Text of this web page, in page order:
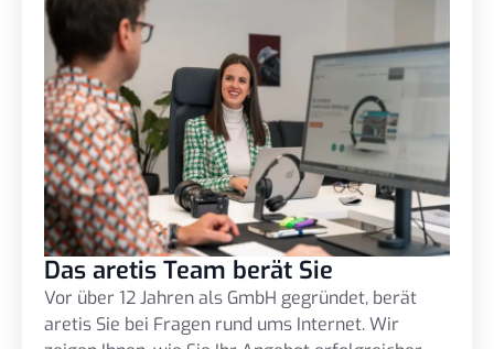
Das aretis Team berät Sie
Vor über 12 Jahren als GmbH gegründet, berät
aretis Sie bei Fragen rund ums Internet. Wir